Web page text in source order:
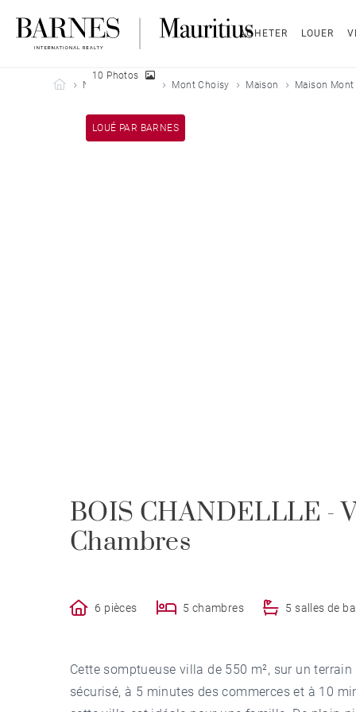
ACHETER LOUER
Barnes Mauritius
Nos biens loués Mont Choisy Maison Maison Mont
LOUÉ PAR BARNES
10 Photos
BOIS CHANDELLLE -
Chambres
6 pièces 5 chambres 5 salles de
Cette somptueuse villa de 550 m², sur un
sécurisé, à 5 minutes des commerces et à 10